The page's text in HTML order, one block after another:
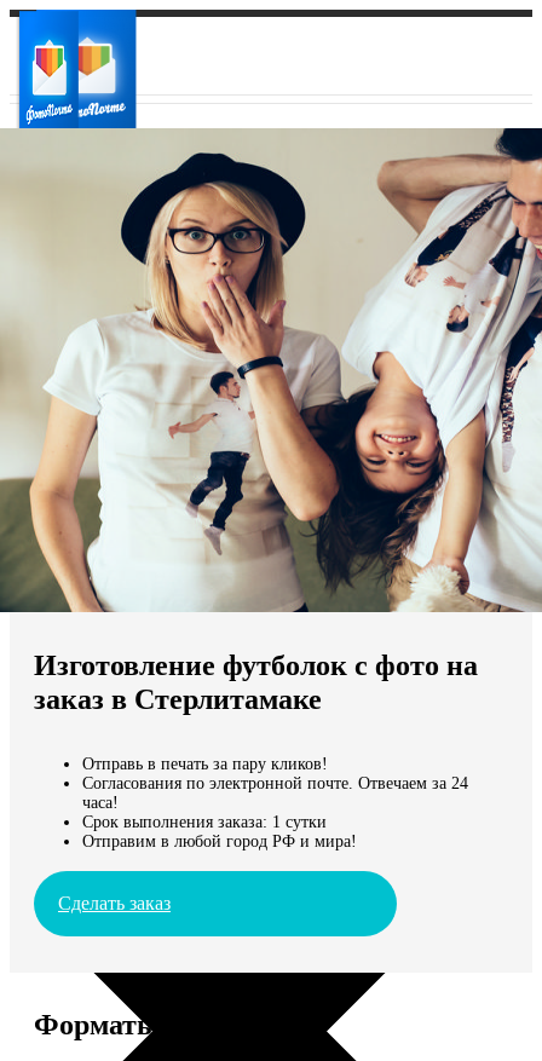
Ваш регион доставки
Выберите из списка:
Мы доставляем по всему миру
Продолжить без города
Изготовление футболок с фото на
заказ в Стерлитамаке
Отправь в печать за пару кликов!
Согласования по электронной почте. Отвечаем за 24
часа!
Срок выполнения заказа: 1 сутки
Отправим в любой город РФ и мира!
Сделать заказ
Форматы и цены